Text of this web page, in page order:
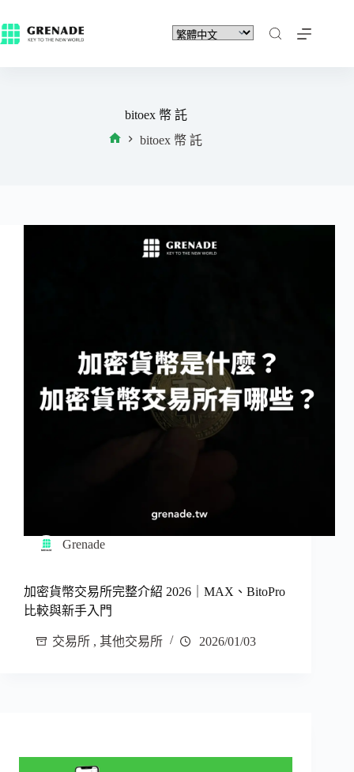
bitoex 幣 託
bitoex 幣 託
Grenade
加密貨幣交易所完整介紹 2026｜MAX、BitoPro
比較與新手入門
交易所 , 其他交易所 2026/01/03